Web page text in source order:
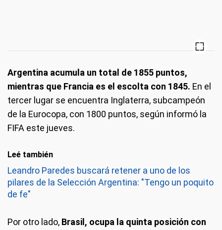
Argentina acumula un total de 1855 puntos,
mientras que Francia es el escolta con 1845. En el
tercer lugar se encuentra Inglaterra, subcampeón
de la Eurocopa, con 1800 puntos, según informó la
FIFA este jueves.
Leé también
Leandro Paredes buscará retener a uno de los
pilares de la Selección Argentina: "Tengo un poquito
de fe"
Por otro lado, Brasil, ocupa la quinta posición con